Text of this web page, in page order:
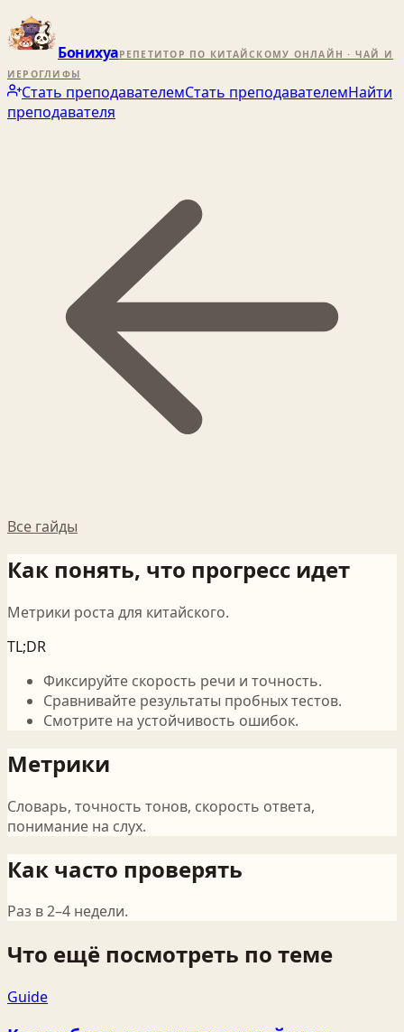
БонихуаРЕПЕТИТОР ПО КИТАЙСКОМУ ОНЛАЙН · ЧАЙ И
ИЕРОГЛИФЫ
Стать преподавателемСтать преподавателемНайти
преподавателя
Все гайды
Как понять, что прогресс идет
Метрики роста для китайского.
TL;DR
Фиксируйте скорость речи и точность.
Сравнивайте результаты пробных тестов.
Смотрите на устойчивость ошибок.
Метрики
Словарь, точность тонов, скорость ответа,
понимание на слух.
Как часто проверять
Раз в 2–4 недели.
Что ещё посмотреть по теме
Guide